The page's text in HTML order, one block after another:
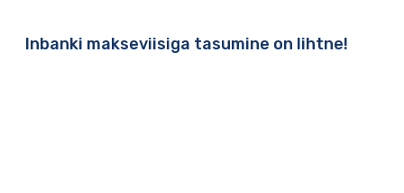
Inbanki makseviisiga tasumine on lihtne!